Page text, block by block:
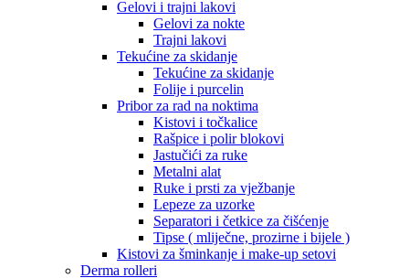
Gelovi i trajni lakovi
Gelovi za nokte
Trajni lakovi
Tekućine za skidanje
Tekućine za skidanje
Folije i purcelin
Pribor za rad na noktima
Kistovi i točkalice
Rašpice i polir blokovi
Jastučići za ruke
Metalni alat
Ruke i prsti za vježbanje
Lepeze za uzorke
Separatori i četkice za čišćenje
Tipse ( mliječne, prozirne i bijele )
Kistovi za šminkanje i make-up setovi
Derma rolleri